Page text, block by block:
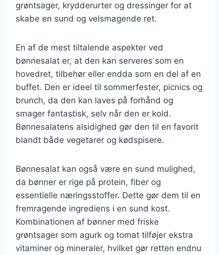
grøntsager, krydderurter og dressinger for at
skabe en sund og velsmagende ret.
En af de mest tiltalende aspekter ved
bønnesalat er, at den kan serveres som en
hovedret, tilbehør eller endda som en del af en
buffet. Den er ideel til sommerfester, picnics og
brunch, da den kan laves på forhånd og
smager fantastisk, selv når den er kold.
Bønnesalatens alsidighed gør den til en favorit
blandt både vegetarer og kødspisere.
Bønnesalat kan også være en sund mulighed,
da bønner er rige på protein, fiber og
essentielle næringsstoffer. Dette gør dem til en
fremragende ingrediens i en sund kost.
Kombinationen af bønner med friske
grøntsager som agurk og tomat tilføjer ekstra
vitaminer og mineraler, hvilket gør retten endnu